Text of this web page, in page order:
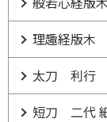
理趣経版木
太刀 利行
短刀 二代